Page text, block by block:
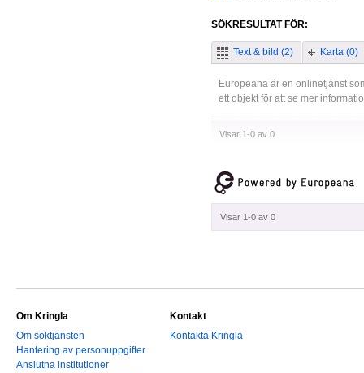
SÖKRESULTAT FÖR:
Text & bild (2) Karta (0)
Europeana är en onlinetjänst
ett objekt för att se mer
Visar 1-0 av 0
Visar 1-0 av 0
Om Kringla
Om söktjänsten
Hantering av personuppgifter
Anslutna institutioner
Kontakt
Kontakta Kringla